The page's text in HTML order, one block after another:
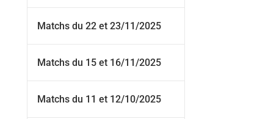
Matchs du 22 et 23/11/2025
Matchs du 15 et 16/11/2025
Matchs du 11 et 12/10/2025